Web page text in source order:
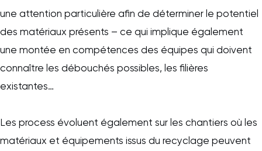
une attention particulière afin de déterminer le potentiel
des matériaux présents – ce qui implique également
une montée en compétences des équipes qui doivent
connaître les débouchés possibles, les filières
existantes…
Les process évoluent également sur les chantiers où les
matériaux et équipements issus du recyclage peuvent